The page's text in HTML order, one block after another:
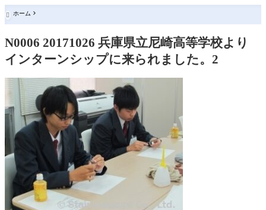
 ホーム
N0006 20171026 兵庫県立尼崎高等学校より
インターンシップに来られました。2